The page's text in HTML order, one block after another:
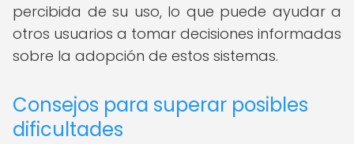
percibida de su uso, lo que puede ayudar a
otros usuarios a tomar decisiones informadas
sobre la adopción de estos sistemas.
Consejos para superar posibles
dificultades